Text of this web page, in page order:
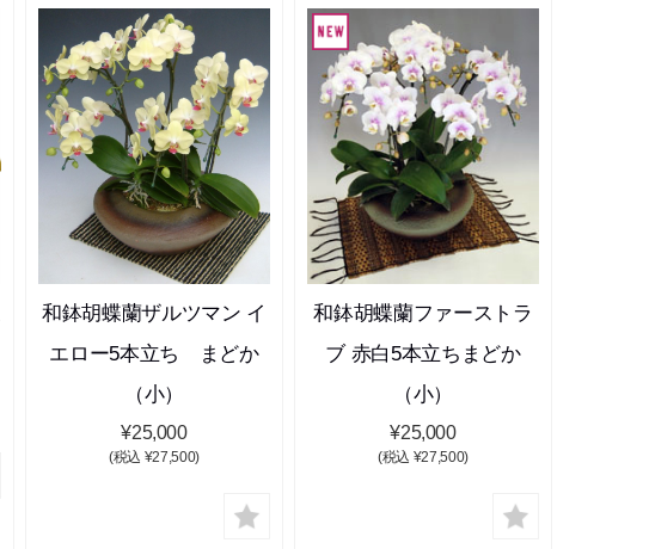
和鉢胡蝶蘭ザルツマン イ
エロー5本立ち まどか
（小）
¥25,000
(税込 ¥27,500)
和鉢胡蝶蘭ファーストラ
ブ 赤白5本立ちまどか
（小）
¥25,000
(税込 ¥27,500)